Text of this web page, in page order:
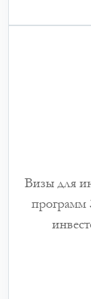
Визы для
программ